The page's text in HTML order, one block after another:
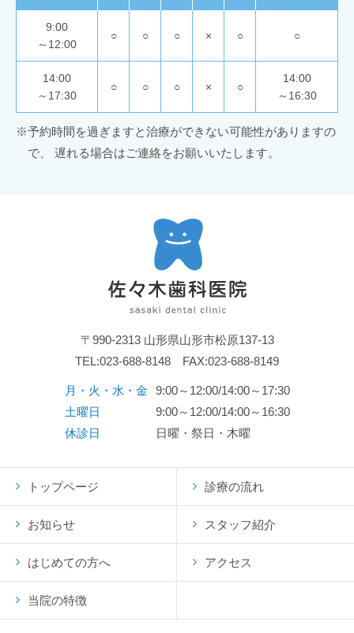
9:00
～12:00
○ ○ ○ × ○ ○
14:00
～17:30
○ ○ ○ × ○
14:00
～16:30
※予約時間を過ぎますと治療ができない可能性がありますの
で、
遅れる場合はご連絡をお願いいたします。
〒990-2313 山形県山形市松原137-13
TEL:023-688-8148 FAX:023-688-8149
月・火・水・金
9:00～12:00/14:00～17:30
土曜日
9:00～12:00/14:00～16:30
休診日
日曜・祭日・木曜
トップページ
お知らせ
はじめての方へ
当院の特徴
診療の流れ
スタッフ紹介
アクセス